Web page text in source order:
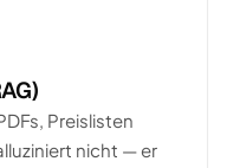
Preislisten
nicht — er